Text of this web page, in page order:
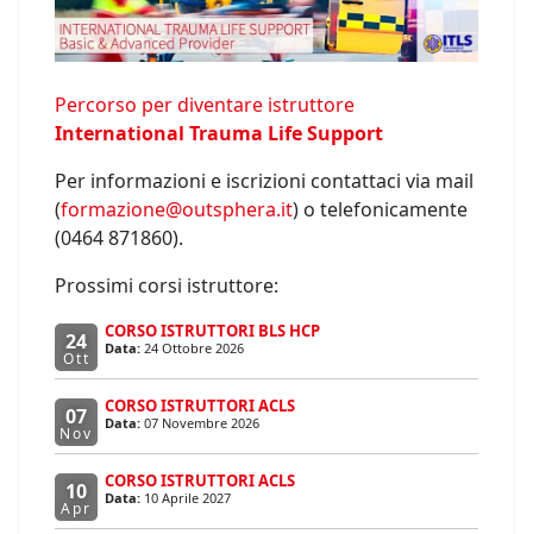
Percorso per diventare istruttore
International Trauma Life Support
Per informazioni e iscrizioni contattaci via mail
(formazione@outsphera.it) o telefonicamente
(0464 871860).
Prossimi corsi istruttore:
24
Ott
CORSO ISTRUTTORI BLS HCP
Data: 24 Ottobre 2026
07
Nov
CORSO ISTRUTTORI ACLS
Data: 07 Novembre 2026
10
Apr
CORSO ISTRUTTORI ACLS
Data: 10 Aprile 2027